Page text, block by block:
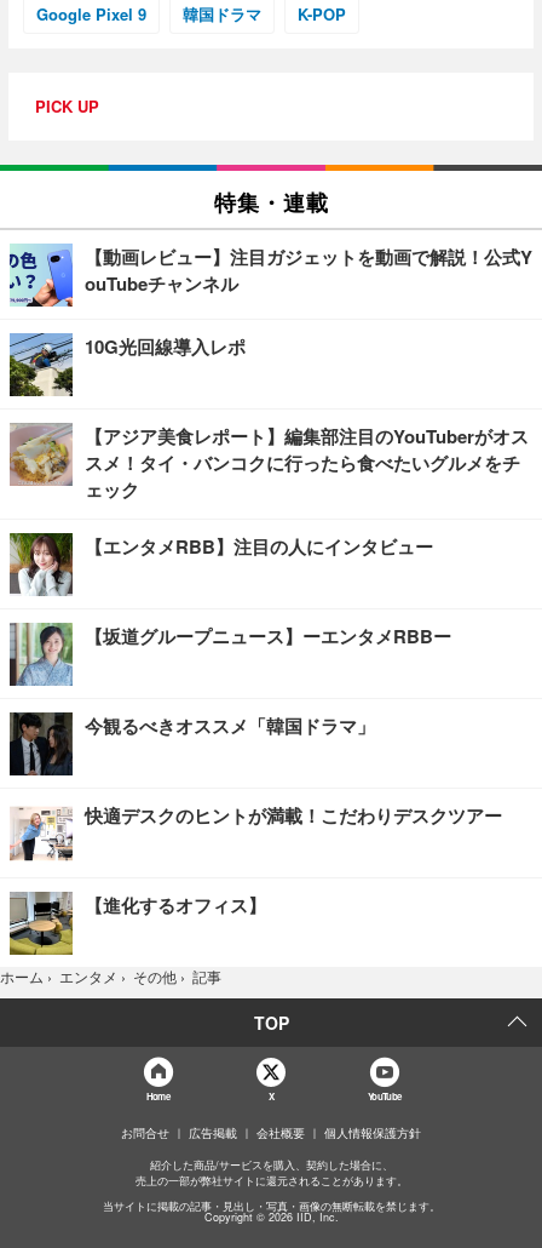
Google Pixel 9 韓国ドラマ K-POP
PICK UP
特集・連載
【動画レビュー】注目ガジェットを動画で解説！公式Y
ouTubeチャンネル
10G光回線導入レポ
【アジア美食レポート】編集部注目のYouTuberがオス
スメ！タイ・バンコクに行ったら食べたいグルメをチ
ェック
【エンタメRBB】注目の人にインタビュー
【坂道グループニュース】ーエンタメRBBー
今観るべきオススメ「韓国ドラマ」
快適デスクのヒントが満載！こだわりデスクツアー
【進化するオフィス】
ホーム › エンタメ › その他 › 記事
TOP
Home X YouTube
お問合せ 広告掲載 会社概要 個人情報保護方針
紹介した商品/サービスを購入、契約した場合に、
売上の一部が弊社サイトに還元されることがあります。
当サイトに掲載の記事・見出し・写真・画像の無断転載を禁じます。
Copyright © 2026 IID, Inc.